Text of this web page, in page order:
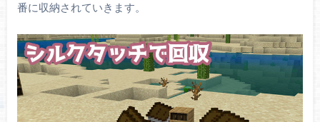
番に収納されていきます。